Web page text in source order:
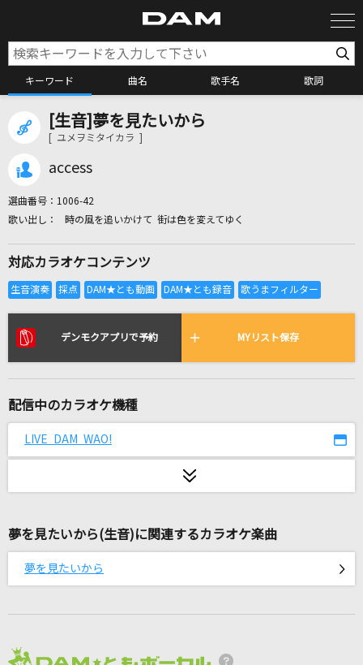
キーワード 曲名 歌手名 歌詞
カラオケ検索
全国りれき
リアルタイムで歌われている曲の一覧
Lotus
TIME
ゴーストアベニュー(ビデオクリップバージョン)
Eve
The Wild Wind
[生音]夢を見たいから
[ ユメヲミタイカラ ]
access
選曲番号： 1006-42
時の風を追いかけて 街は色を変えてゆく
対応カラオケコンテンツ
デンモクアプリで予約 MYリスト保存
配信中のカラオケ機種
LIVE DAM WAO!
夢を見たいから(生音)に関連するカラオケ楽曲
夢を見たいから